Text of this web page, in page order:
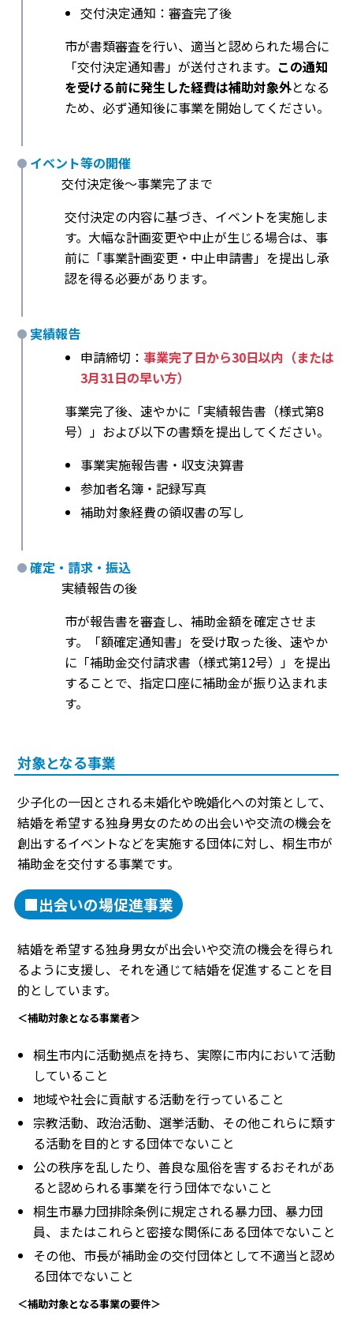
交付決定通知：審査完了後
市が書類審査を行い、適当と認められた場合に
「交付決定通知書」が送付されます。 この通知
を受ける前に発生した経費は補助対象外となる
ため、必ず通知後に事業を開始してください。
イベント等の開催
交付決定後〜事業完了まで
交付決定の内容に基づき、イベントを実施しま
す。大幅な計画変更や中止が生じる場合は、事
前に「事業計画変更・中止申請書」を提出し承
認を得る必要があります。
実績報告
申請締切： 事業完了日から30日以内（または
3月31日の早い方）
事業完了後、速やかに「実績報告書（様式第8
号）」および以下の書類を提出してください。
事業実施報告書・収支決算書
参加者名簿・記録写真
補助対象経費の領収書の写し
確定・請求・振込
実績報告の後
市が報告書を審査し、補助金額を確定させま
す。「額確定通知書」を受け取った後、速やか
に「補助金交付請求書（様式第12号）」を提出
することで、指定口座に補助金が振り込まれま
す。
対象となる事業
少子化の一因とされる未婚化や晩婚化への対策として、
結婚を希望する独身男女のための出会いや交流の機会を
創出するイベントなどを実施する団体に対し、桐生市が
補助金を交付する事業です。
■出会いの場促進事業
結婚を希望する独身男女が出会いや交流の機会を得られ
るように支援し、それを通じて結婚を促進することを目
的としています。
＜補助対象となる事業者＞
桐生市内に活動拠点を持ち、実際に市内において活動
していること
地域や社会に貢献する活動を行っていること
宗教活動、政治活動、選挙活動、その他これらに類す
る活動を目的とする団体でないこと
公の秩序を乱したり、善良な風俗を害するおそれがあ
ると認められる事業を行う団体でないこと
桐生市暴力団排除条例に規定される暴力団、暴力団
員、またはこれらと密接な関係にある団体でないこと
その他、市長が補助金の交付団体として不適当と認め
る団体でないこと
＜補助対象となる事業の要件＞